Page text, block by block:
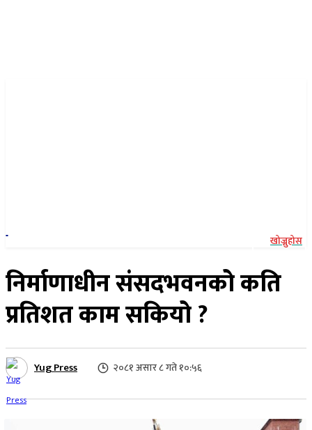
खोज्नुहोस
निर्माणाधीन संसदभवनको कति
प्रतिशत काम सकियो ?
Yug Press २०८१ असार ८ गते १०:५६